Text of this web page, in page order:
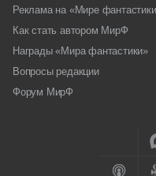
Реклама на «Мире
Как стать автором МирФ
Награды «Мира фантастики»
Вопросы редакции
Форум МирФ